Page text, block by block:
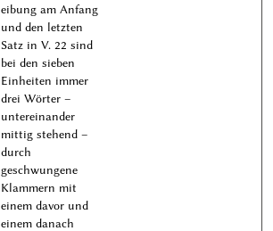
eibung am Anfang
und den letzten
Satz in V. 22 sind
bei den sieben
Einheiten immer
drei Wörter –
untereinander
mittig stehend –
durch
geschwungene
Klammern mit
einem davor und
einem danach